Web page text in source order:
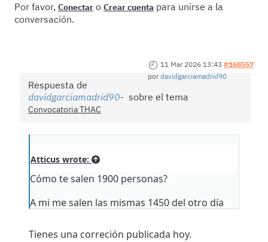
Por favor, Conectar o Crear cuenta para unirse a la
conversación.
11 Mar 2026 13:43 #168557
pordavidgarciamadrid90
Respuesta de
davidgarciamadrid90
sobre el tema
Convocatoria THAC
Atticus wrote:
Cómo te salen 1900 personas?
A mi me salen las mismas 1450 del otro día
Tienes una correción publicada hoy.